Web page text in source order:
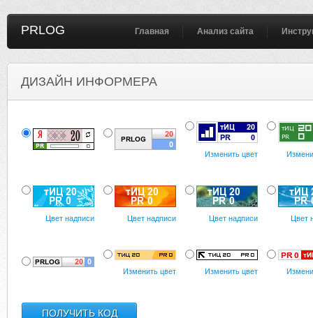
PRLOG Главная Анализ сайта
ДИЗАЙН ИНФОРМЕРА
Изменить цвет
Цвет надписи Цвет надписи Цвет надписи Цвет
Изменить цвет Изменить цвет